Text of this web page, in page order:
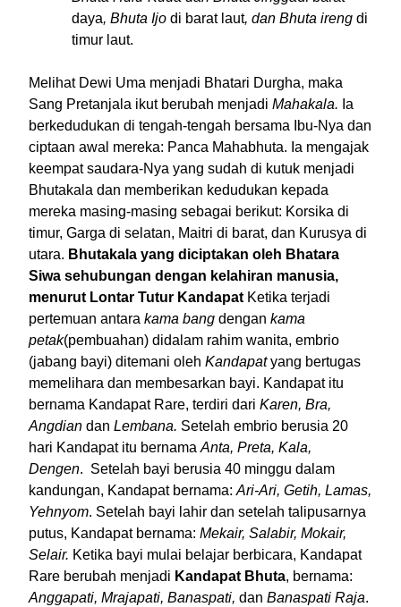
daya, Bhuta Ijo di barat laut, dan Bhuta ireng di
timur laut.
Melihat Dewi Uma menjadi Bhatari Durgha, maka
Sang Pretanjala ikut berubah menjadi Mahakala. Ia
berkedudukan di tengah-tengah bersama Ibu-Nya dan
ciptaan awal mereka: Panca Mahabhuta. Ia mengajak
keempat saudara-Nya yang sudah di kutuk menjadi
Bhutakala dan memberikan kedudukan kepada
mereka masing-masing sebagai berikut: Korsika di
timur, Garga di selatan, Maitri di barat, dan Kurusya di
utara. Bhutakala yang diciptakan oleh Bhatara
Siwa sehubungan dengan kelahiran manusia,
menurut Lontar Tutur Kandapat Ketika terjadi
pertemuan antara kama bang dengan kama
petak(pembuahan) didalam rahim wanita, embrio
(jabang bayi) ditemani oleh Kandapatyang bertugas
memelihara dan membesarkan bayi. Kandapat itu
bernama Kandapat Rare, terdiri dari Karen, Bra,
Angdian dan Lembana. Setelah embrio berusia 20
hari Kandapat itu bernama Anta, Preta, Kala,
Dengen. Setelah bayi berusia 40 minggu dalam
kandungan, Kandapat bernama: Ari-Ari, Getih, Lamas,
Yehnyom. Setelah bayi lahir dan setelah talipusarnya
putus, Kandapat bernama: Mekair, Salabir, Mokair,
Selair. Ketika bayi mulai belajar berbicara, Kandapat
Rare berubah menjadi Kandapat Bhuta, bernama:
Anggapati, Mrajapati, Banaspati, dan Banaspati Raja.